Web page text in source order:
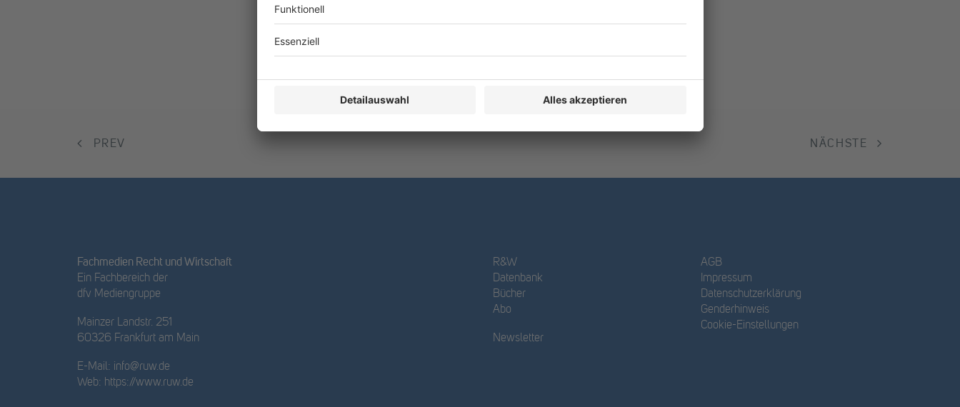
PREV NÄCHSTE
Fachmedien Recht und Wirtschaft
Ein Fachbereich der
dfv Mediengruppe
Mainzer Landstr. 251
60326 Frankfurt am Main
E-Mail: info@ruw.de
Web: https://www.ruw.de
R&W
Datenbank
Bücher
Abo
Newsletter
AGB
Impressum
Datenschutzerklärung
Genderhinweis
Cookie-Einstellungen